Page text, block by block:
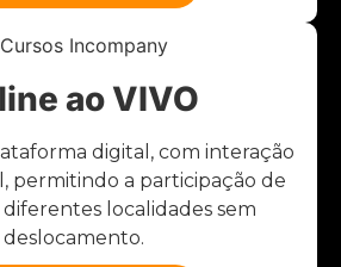
ao VIVO
digital, com interação
permitindo a participação de
localidades sem
deslocamento.